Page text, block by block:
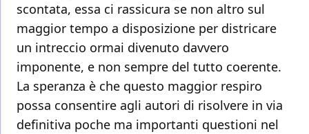
scontata, essa ci rassicura se non altro sul
maggior tempo a disposizione per districare
un intreccio ormai divenuto davvero
imponente, e non sempre del tutto coerente.
La speranza è che questo maggior respiro
possa consentire agli autori di risolvere in via
definitiva poche ma importanti questioni nel